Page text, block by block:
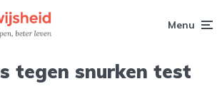
Menu
tegen snurken test